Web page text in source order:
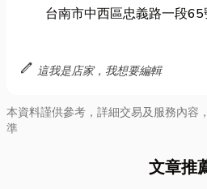
台南市中西區忠義路一段65
edit 這我是店家，我想要編輯
本資料謹供參考，詳細交易及服務內容
準
文章推